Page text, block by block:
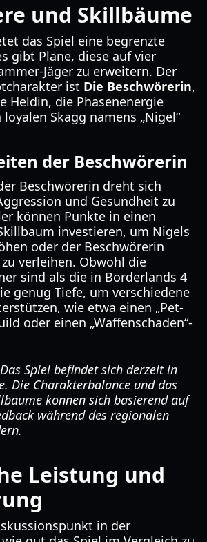
und Skillbäume
das Spiel eine begrenzte
gibt Pläne, diese auf vier
Jäger zu erweitern. Der
ist Die Beschwörerin,
Heldin, die Phasenenergie
Skagg namens „Nigel“
der Beschwörerin
Beschwörerin dreht sich
und Gesundheit zu
können Punkte in einen
investieren, um Nigels
oder der Beschwörerin
verleihen. Obwohl die
sind als die in Borderlands 4
genug Tiefe, um verschiedene
wie etwa einen „Pet-
oder einen „Waffenschaden“-
Das Spiel befindet sich derzeit in
Die Charakterbalance und das
können sich basierend auf
während des regionalen
Leistung und
in der